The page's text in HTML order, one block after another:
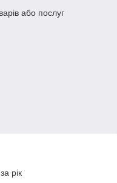
або послуг
рік